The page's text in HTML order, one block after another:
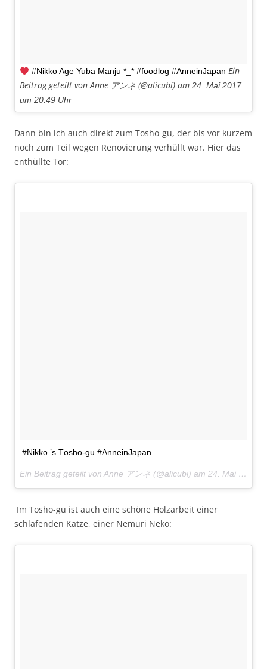
#Nikko Age Yuba Manju *_* #foodlog #AnneinJapan Ein
Beitrag geteilt von Anne アンネ (@alicubi) am 24. Mai 2017
um 20:49 Uhr
Dann bin ich auch direkt zum Tosho-gu, der bis vor kurzem
noch zum Teil wegen Renovierung verhüllt war. Hier das
enthüllte Tor:
#Nikko ’s Tōshō-gu #AnneinJapan
Ein Beitrag geteilt von Anne アンネ (@alicubi) am 24. Mai 2017 um 21:42 Uhr
Im Tosho-gu ist auch eine schöne Holzarbeit einer
schlafenden Katze, einer Nemuri Neko: